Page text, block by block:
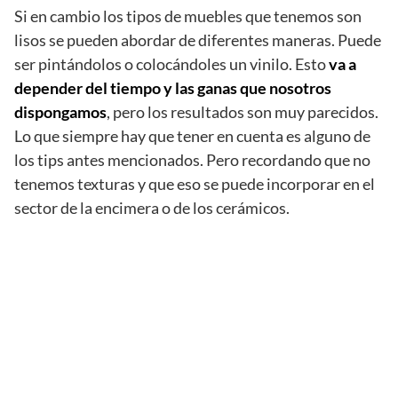
Si en cambio los tipos de muebles que tenemos son
lisos se pueden abordar de diferentes maneras. Puede
ser pintándolos o colocándoles un vinilo. Estova a
depender del tiempo y las ganas que nosotros
dispongamos, pero los resultados son muy parecidos.
Lo que siempre hay que tener en cuenta es alguno de
los tips antes mencionados. Pero recordando que no
tenemos texturas y que eso se puede incorporar en el
sector de la encimera o de los cerámicos.